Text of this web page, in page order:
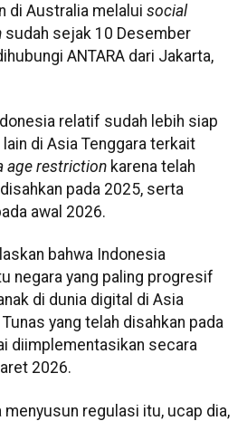
di Australia melalui social
sudah sejak 10 Desember
ANTARA dari Jakarta,
relatif sudah lebih siap
di Asia Tenggara terkait
age restriction karena telah
pada 2025, serta
awal 2026.
bahwa Indonesia
negara yang paling progresif
di dunia digital di Asia
yang telah disahkan pada
diimplementasikan secara
2026.
menyusun regulasi itu, ucap dia,